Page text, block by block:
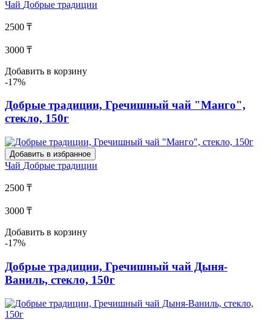
Чай Добрые традиции
2500 ₸
3000 ₸
Добавить в корзину
-17%
Добрые традиции, Гречишный чай "Манго",
стекло, 150г
Добавить в избранное
Чай Добрые традиции
2500 ₸
3000 ₸
Добавить в корзину
-17%
Добрые традиции, Гречишный чай Дыня-
Ваниль, стекло, 150г